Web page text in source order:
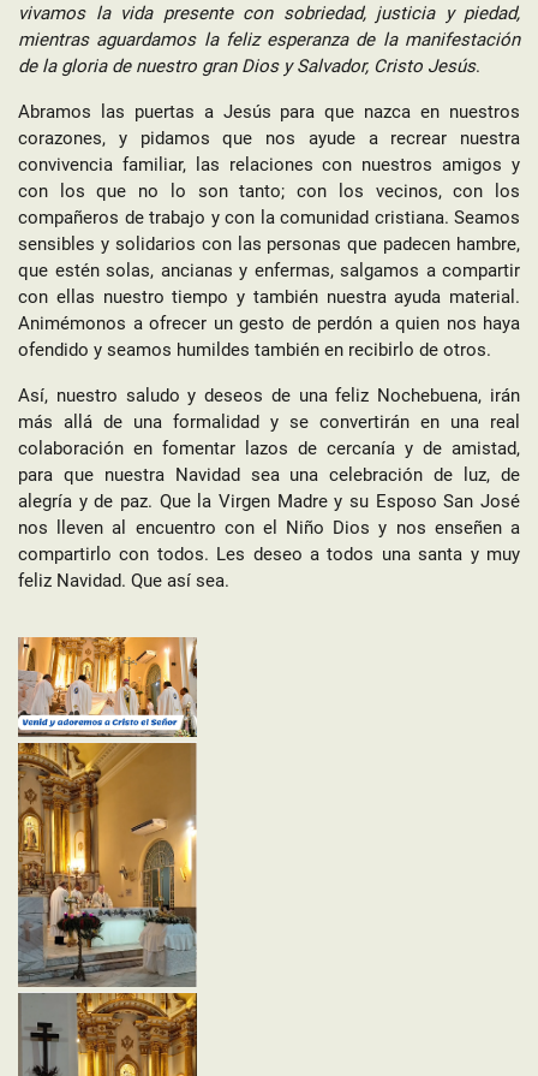
vivamos la vida presente con sobriedad, justicia y piedad,
mientras aguardamos la feliz esperanza de la manifestación
de la gloria de nuestro gran Dios y Salvador, Cristo Jesús.
Abramos las puertas a Jesús para que nazca en nuestros
corazones, y pidamos que nos ayude a recrear nuestra
convivencia familiar, las relaciones con nuestros amigos y
con los que no lo son tanto; con los vecinos, con los
compañeros de trabajo y con la comunidad cristiana. Seamos
sensibles y solidarios con las personas que padecen hambre,
que estén solas, ancianas y enfermas, salgamos a compartir
con ellas nuestro tiempo y también nuestra ayuda material.
Animémonos a ofrecer un gesto de perdón a quien nos haya
ofendido y seamos humildes también en recibirlo de otros.
Así, nuestro saludo y deseos de una feliz Nochebuena, irán
más allá de una formalidad y se convertirán en una real
colaboración en fomentar lazos de cercanía y de amistad,
para que nuestra Navidad sea una celebración de luz, de
alegría y de paz. Que la Virgen Madre y su Esposo San José
nos lleven al encuentro con el Niño Dios y nos enseñen a
compartirlo con todos. Les deseo a todos una santa y muy
feliz Navidad. Que así sea.